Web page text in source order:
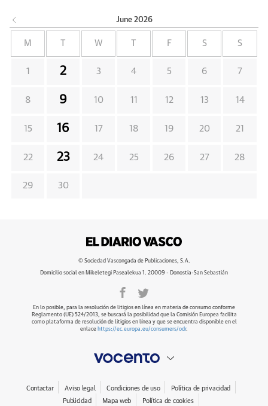
June 2026
M W F S S
1 2 3 4 5 6 7
8 9 10 11 12 13 14
15 16 17 18 19 20 21
22 23 24 25 26 27 28
29 30
© Sociedad Vascongada de Publicaciones, S.A.
Domicilio social en Mikeletegi Pasealekua 1. 20009 - Donostia-San Sebastián
En lo posible, para la resolución de litigios en línea en materia de consumo conforme
Reglamento (UE) 524/2013, se buscará la posibilidad que la Comisión Europea facilita
como plataforma de resolución de litigios en línea y que se encuentra disponible en el
enlace https://ec.europa.eu/consumers/odr.
Contactar Aviso legal Condiciones de uso
Política de privacidad
Publicidad
Mapa web Política de cookies